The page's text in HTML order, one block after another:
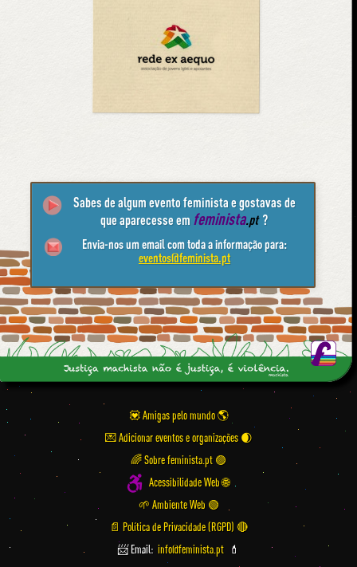
Sabes de algum evento feminista e gostavas de
que aparecesse em feminista.pt ?
Envia-nos um email com toda a informação para:
eventos@feminista.pt
💟 Amigas pelo mundo
💌 Adicionar eventos e organizações
🌈 Sobre feminista.pt 🟣
Acessibilidade Web 🌐
🌱 Ambiente Web 🟢
📄 Política de Privacidade (RGPD) 🔴
📨 Email: info@feminista.pt 💄